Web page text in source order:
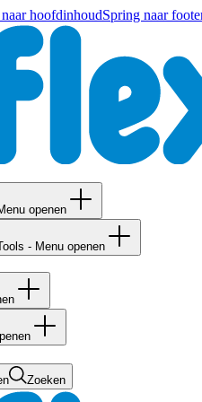
hoofdinhoudSpring naar
openen
- Menu openen
Zoeken